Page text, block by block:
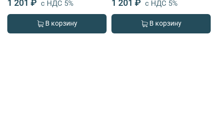
1 201 ₽ с НДС 5%
В корзину
1 201 ₽ с НДС 5%
В корзину